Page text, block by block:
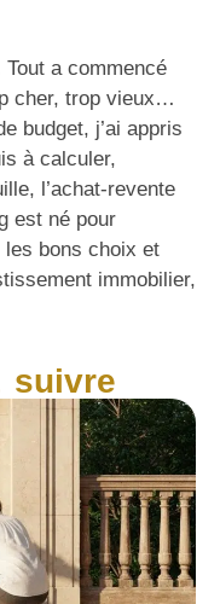
Tout a commencé
cher, trop vieux…
budget, j’ai appris
à calculer,
l’achat-revente
est né pour
bons choix et
immobilier,
suivre